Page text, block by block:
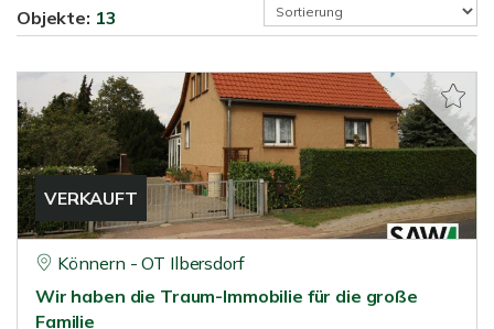
Objekte: 13
VERKAUFT
Könnern - OT Ilbersdorf
Wir haben die Traum-Immobilie für die große
Familie